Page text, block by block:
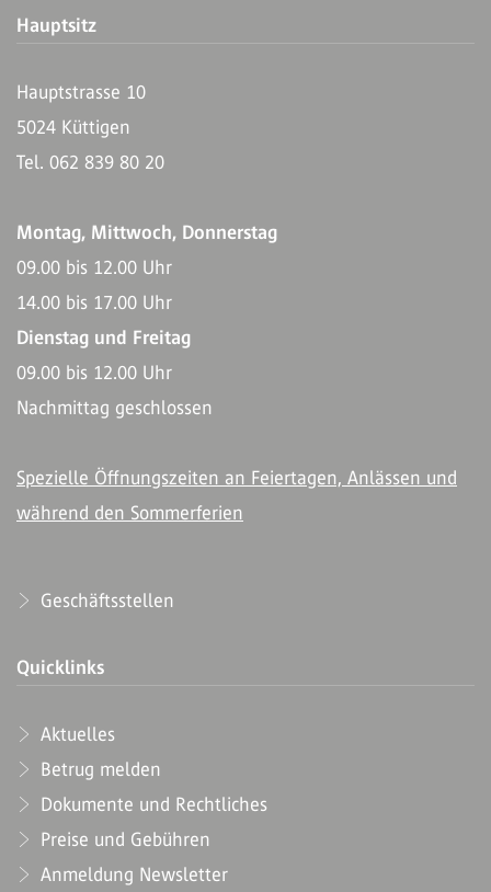
Hauptsitz
Hauptstrasse 10
5024 Küttigen
Tel. 062 839 80 20
Montag, Mittwoch, Donnerstag
09.00 bis 12.00 Uhr
14.00 bis 17.00 Uhr
Dienstag und Freitag
09.00 bis 12.00 Uhr
Nachmittag geschlossen
Spezielle Öffnungszeiten an Feiertagen, Anlässen und
während den Sommerferien
Geschäftsstellen
Quicklinks
Aktuelles
Betrug melden
Dokumente und Rechtliches
Preise und Gebühren
Anmeldung Newsletter